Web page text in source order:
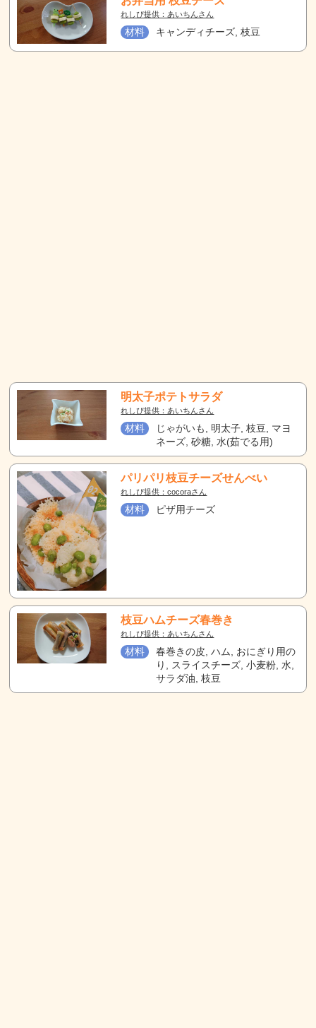
れしぴ提供：あいちんさん
材料 キャンディチーズ, 枝豆
明太子ポテトサラダ
れしぴ提供：あいちんさん
材料
じゃがいも, 明太子, 枝豆, マヨ
ネーズ, 砂糖, 水(茹でる用)
パリパリ枝豆チーズせんべい
れしぴ提供：cocoraさん
材料 ピザ用チーズ
枝豆ハムチーズ春巻き
れしぴ提供：あいちんさん
材料
春巻きの皮, ハム, おにぎり用の
り, スライスチーズ, 小麦粉, 水,
サラダ油, 枝豆